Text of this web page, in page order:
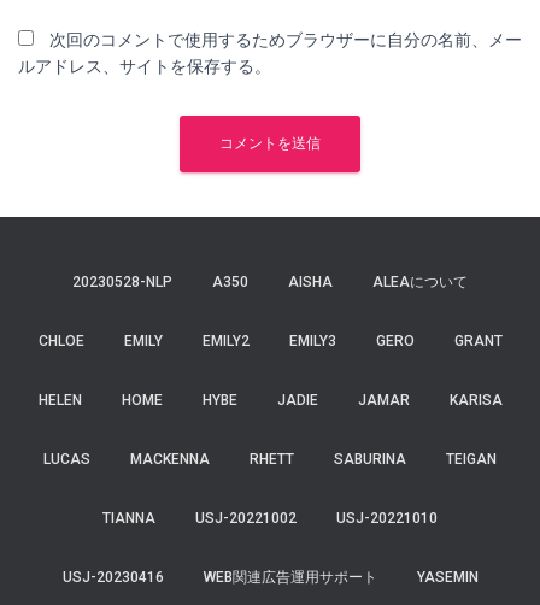
次回のコメントで使用するためブラウザーに自分の名前、メー
ルアドレス、サイトを保存する。
20230528-NLP A350 AISHA ALEAについて
CHLOE EMILY EMILY2 EMILY3 GERO GRANT
HELEN HOME HYBE JADIE JAMAR KARISA
LUCAS MACKENNA RHETT SABURINA TEIGAN
TIANNA USJ-20221002 USJ-20221010
USJ-20230416 WEB関連広告運用サポート YASEMIN